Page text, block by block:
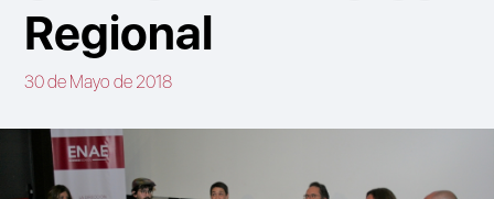
Regional
30 de Mayo de 2018